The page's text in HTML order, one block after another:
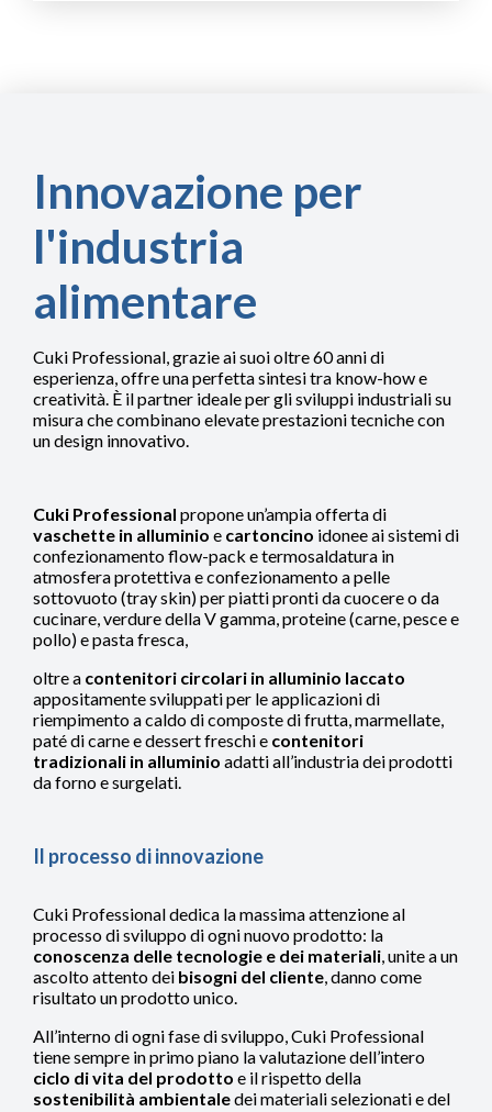
Innovazione per
l'industria
alimentare
Cuki Professional, grazie ai suoi oltre 60 anni di
esperienza, offre una perfetta sintesi tra know-how e
creatività. È il partner ideale per gli sviluppi industriali su
misura che combinano elevate prestazioni tecniche con
un design innovativo.
Cuki Professional propone un’ampia offerta di
vaschette in alluminio e cartoncino idonee ai sistemi di
confezionamento flow-pack e termosaldatura in
atmosfera protettiva e confezionamento a pelle
sottovuoto (tray skin) per piatti pronti da cuocere o da
cucinare, verdure della V gamma, proteine (carne, pesce e
pollo) e pasta fresca,
oltre a contenitori circolari in alluminio laccato
appositamente sviluppati per le applicazioni di
riempimento a caldo di composte di frutta, marmellate,
paté di carne e dessert freschi e contenitori
tradizionali in alluminio adatti all’industria dei prodotti
da forno e surgelati.
Il processo di innovazione
Cuki Professional dedica la massima attenzione al
processo di sviluppo di ogni nuovo prodotto: la
conoscenza delle tecnologie e dei materiali, unite a un
ascolto attento dei bisogni del cliente, danno come
risultato un prodotto unico.
All’interno di ogni fase di sviluppo, Cuki Professional
tiene sempre in primo piano la valutazione dell’intero
ciclo di vita del prodotto e il rispetto della
sostenibilità ambientaledei materiali selezionati e del